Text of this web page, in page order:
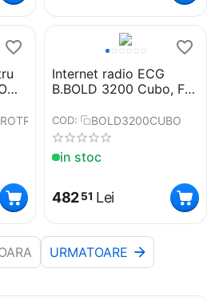
Internet radio ECG
B.BOLD 3200 Cubo, FM,
3,7V/2000 mAh, 3W
RSM, telecomanda,
carcasa din lemn
COD: BOLD3200CUBO
in stoc
48251 Lei
URMATOARE